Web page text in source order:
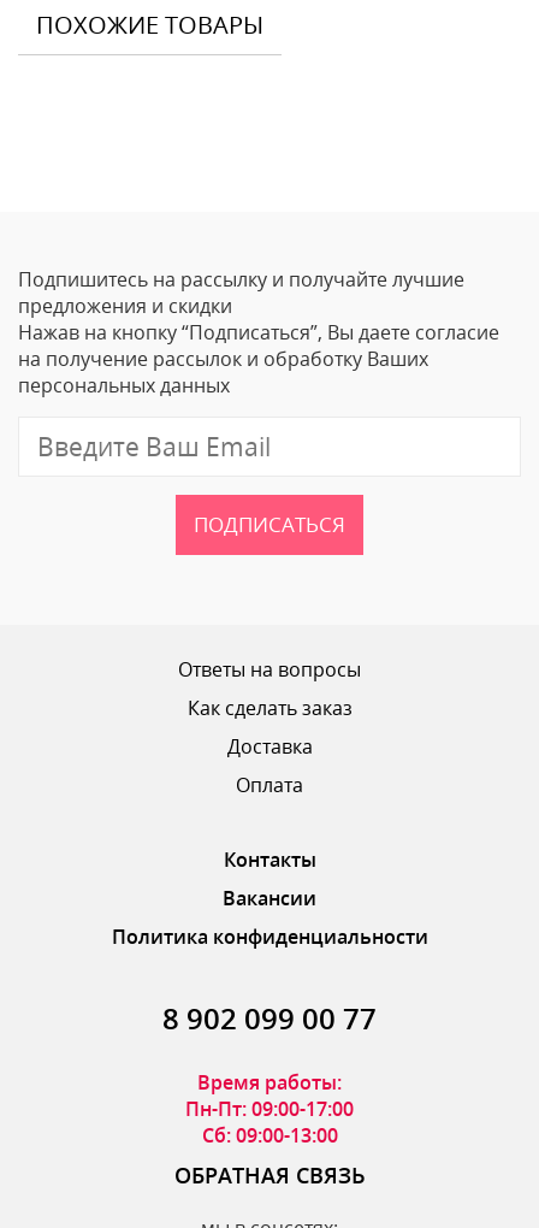
ПОХОЖИЕ ТОВАРЫ
Ваше Имя
Email
ОТПРАВИТЬ ОТЗЫВ
Подпишитесь на рассылку и получайте лучшие
предложения и скидки
Нажав на кнопку “Подписаться”, Вы даете согласие
на получение рассылок и обработку Ваших
персональных данных
ПОДПИСАТЬСЯ
Ответы на вопросы
Как сделать заказ
Доставка
Оплата
Контакты
Вакансии
Политика конфиденциальности
8 902 099 00 77
Время работы:
Пн-Пт: 09:00-17:00
Сб: 09:00-13:00
ОБРАТНАЯ СВЯЗЬ